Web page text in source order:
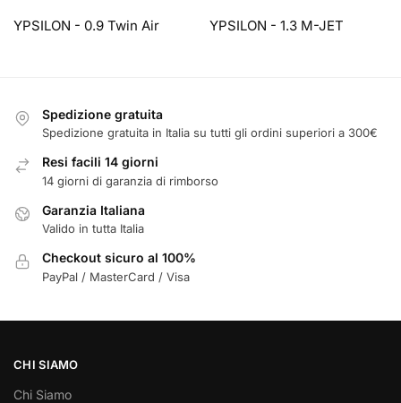
YPSILON - 0.9 Twin Air YPSILON - 1.3 M-JET
Spedizione gratuita
Spedizione gratuita in Italia su tutti gli ordini superiori a 300€
Resi facili 14 giorni
14 giorni di garanzia di rimborso
Garanzia Italiana
Valido in tutta Italia
Checkout sicuro al 100%
PayPal / MasterCard / Visa
CHI SIAMO
Chi Siamo